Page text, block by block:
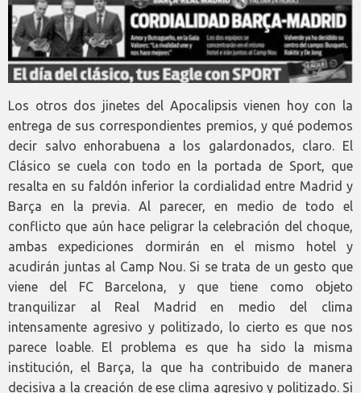
Los otros dos jinetes del Apocalipsis vienen hoy con la
entrega de sus correspondientes premios, y qué podemos
decir salvo enhorabuena a los galardonados, claro. El
Clásico se cuela con todo en la portada de Sport, que
resalta en su faldón inferior la cordialidad entre Madrid y
Barça en la previa. Al parecer, en medio de todo el
conflicto que aún hace peligrar la celebración del choque,
ambas expediciones dormirán en el mismo hotel y
acudirán juntas al Camp Nou. Si se trata de un gesto que
viene del FC Barcelona, y que tiene como objeto
tranquilizar al Real Madrid en medio del clima
intensamente agresivo y politizado, lo cierto es que nos
parece loable. El problema es que ha sido la misma
institución, el Barça, la que ha contribuido de manera
decisiva a la creación de ese clima agresivo y politizado. Si